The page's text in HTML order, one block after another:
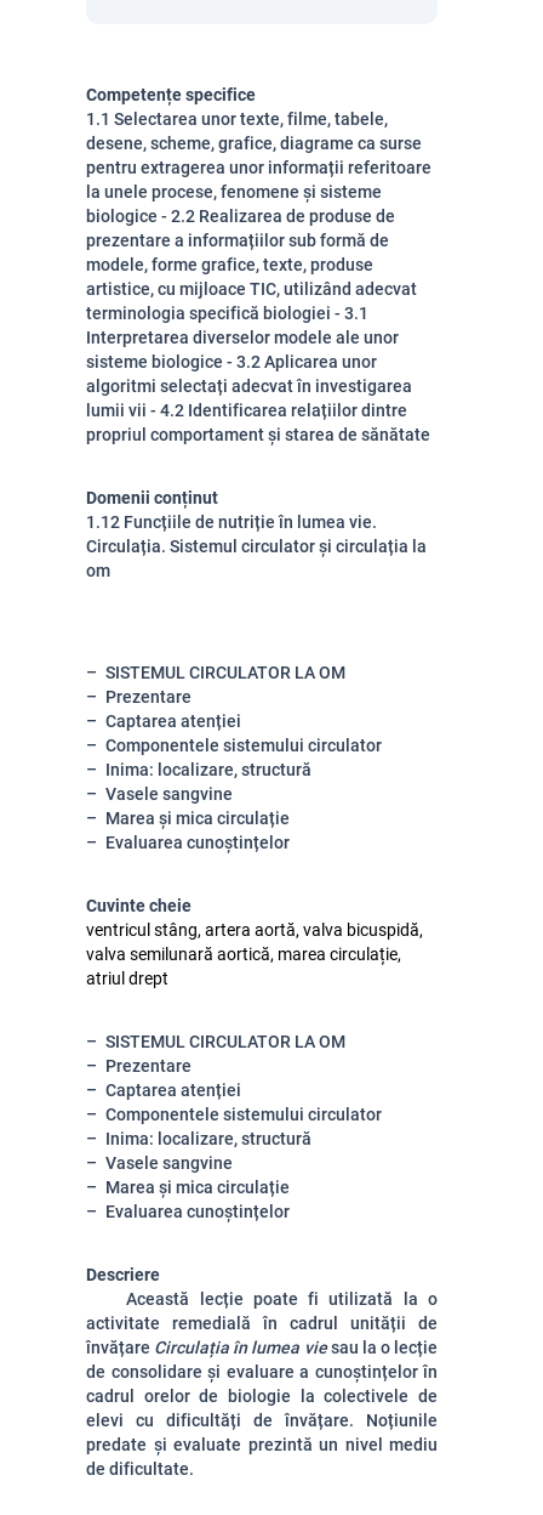
Competențe specifice
1.1 Selectarea unor texte, filme, tabele,
desene, scheme, grafice, diagrame ca surse
pentru extragerea unor informații referitoare
la unele procese, fenomene și sisteme
biologice - 2.2 Realizarea de produse de
prezentare a informațiilor sub formă de
modele, forme grafice, texte, produse
artistice, cu mijloace TIC, utilizând adecvat
terminologia specifică biologiei - 3.1
Interpretarea diverselor modele ale unor
sisteme biologice - 3.2 Aplicarea unor
algoritmi selectați adecvat în investigarea
lumii vii - 4.2 Identificarea relațiilor dintre
propriul comportament și starea de sănătate
Domenii conținut
1.12 Funcțiile de nutriție în lumea vie.
Circulația. Sistemul circulator și circulația la
om
SISTEMUL CIRCULATOR LA OM
Prezentare
Captarea atenției
Componentele sistemului circulator
Inima: localizare, structură
Vasele sangvine
Marea și mica circulație
Evaluarea cunoștințelor
Cuvinte cheie
ventricul stâng, artera aortă, valva bicuspidă,
valva semilunară aortică, marea circulație,
atriul drept
SISTEMUL CIRCULATOR LA OM
Prezentare
Captarea atenției
Componentele sistemului circulator
Inima: localizare, structură
Vasele sangvine
Marea și mica circulație
Evaluarea cunoștințelor
Descriere
Această lecție poate fi utilizată la o
activitate remedială în cadrul unității de
învățare Circulația în lumea viesau la o lecție
de consolidare și evaluare a cunoștințelor în
cadrul orelor de biologie la colectivele de
elevi cu dificultăți de învățare. Noțiunile
predate și evaluate prezintă un nivel mediu
de dificultate.